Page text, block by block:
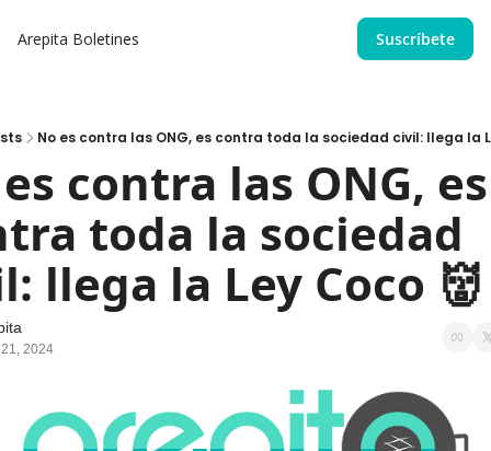
Arepita Boletines Suscríbete
No es contra las ONG, es contra toda la sociedad civil: llega la
contra las ONG, es
toda la sociedad
llega la Ley Coco 👹
2024